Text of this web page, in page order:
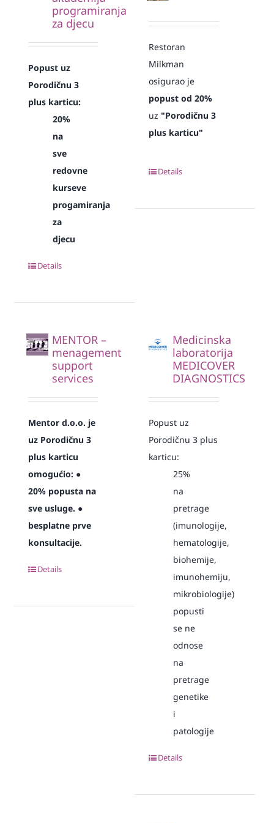
programiranja
za djecu
Popust uz
Porodičnu 3
plus karticu:
20%
na
sve
redovne
kurseve
progamiranja
za
djecu
Details
Restoran
Milkman
osigurao je
popust od 20%
uz"Porodičnu 3
plus karticu"
Details
MENTOR –
menagement
support
services
Mentor d.o.o. je
uz Porodičnu 3
plus karticu
omogućio: ●
20% popusta na
sve usluge. ●
besplatne prve
konsultacije.
Details
Medicinska
laboratorija
MEDICOVER
DIAGNOSTICS
Popust uz
Porodičnu 3 plus
karticu:
25%
na
pretrage
(imunologije,
hematologije,
biohemije,
imunohemiju,
mikrobiologije)
popusti
se ne
odnose
na
pretrage
genetike
i
patologije
Details